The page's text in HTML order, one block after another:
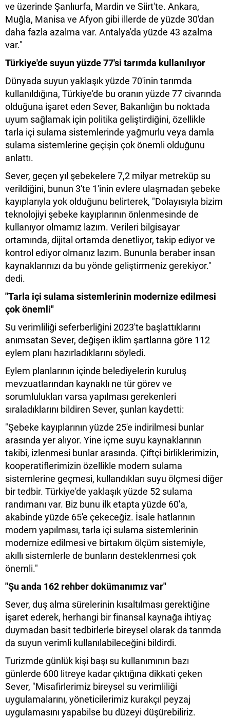
ve üzerinde Şanlıurfa, Mardin ve Siirt'te. Ankara,
Muğla, Manisa ve Afyon gibi illerde de yüzde 30'dan
daha fazla azalma var. Antalya'da yüzde 43 azalma
var."
Türkiye'de suyun yüzde 77'si tarımda kullanılıyor
Dünyada suyun yaklaşık yüzde 70'inin tarımda
kullanıldığına, Türkiye'de bu oranın yüzde 77 civarında
olduğuna işaret eden Sever, Bakanlığın bu noktada
uyum sağlamak için politika geliştirdiğini, özellikle
tarla içi sulama sistemlerinde yağmurlu veya damla
sulama sistemlerine geçişin çok önemli olduğunu
anlattı.
Sever, geçen yıl şebekelere 7,2 milyar metreküp su
verildiğini, bunun 3'te 1'inin evlere ulaşmadan şebeke
kayıplarıyla yok olduğunu belirterek, "Dolayısıyla bizim
teknolojiyi şebeke kayıplarının önlenmesinde de
kullanıyor olmamız lazım. Verileri bilgisayar
ortamında, dijital ortamda denetliyor, takip ediyor ve
kontrol ediyor olmanız lazım. Bununla beraber insan
kaynaklarınızı da bu yönde geliştirmeniz gerekiyor."
dedi.
"Tarla içi sulama sistemlerinin modernize edilmesi
çok önemli"
Su verimliliği seferberliğini 2023'te başlattıklarını
anımsatan Sever, değişen iklim şartlarına göre 112
eylem planı hazırladıklarını söyledi.
Eylem planlarının içinde belediyelerin kuruluş
mevzuatlarından kaynaklı ne tür görev ve
sorumlulukları varsa yapılması gerekenleri
sıraladıklarını bildiren Sever, şunları kaydetti:
"Şebeke kayıplarının yüzde 25'e indirilmesi bunlar
arasında yer alıyor. Yine içme suyu kaynaklarının
takibi, izlenmesi bunlar arasında. Çiftçi birliklerimizin,
kooperatiflerimizin özellikle modern sulama
sistemlerine geçmesi, kullandıkları suyu ölçmesi diğer
bir tedbir. Türkiye'de yaklaşık yüzde 52 sulama
randımanı var. Biz bunu ilk etapta yüzde 60'a,
akabinde yüzde 65'e çekeceğiz. İsale hatlarının
modern yapılması, tarla içi sulama sistemlerinin
modernize edilmesi ve birtakım ölçüm sistemiyle,
akıllı sistemlerle de bunların desteklenmesi çok
önemli."
"Şu anda 162 rehber dokümanımız var"
Sever, duş alma sürelerinin kısaltılması gerektiğine
işaret ederek, herhangi bir finansal kaynağa ihtiyaç
duymadan basit tedbirlerle bireysel olarak da tarımda
da suyun verimli kullanılabileceğini bildirdi.
Turizmde günlük kişi başı su kullanımının bazı
günlerde 600 litreye kadar çıktığına dikkati çeken
Sever, "Misafirlerimiz bireysel su verimliliği
uygulamalarını, yöneticilerimiz kurakçıl peyzaj
uygulamasını yapabilse bu düzeyi düşürebiliriz.